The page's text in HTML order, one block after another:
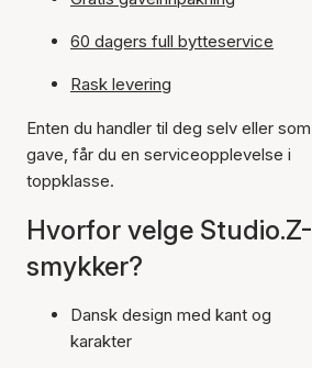
60 dagers full bytteservice
Rask levering
Enten du handler til deg selv eller som
gave, får du en serviceopplevelse i
toppklasse.
Hvorfor velge Studio.Z-
smykker?
Dansk design med kant og
karakter